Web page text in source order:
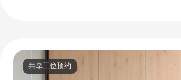
共享工位预约